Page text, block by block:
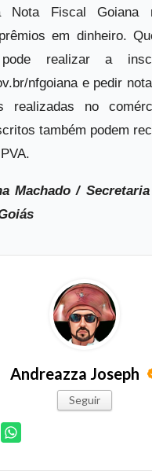
Nota Fiscal Goiana
em dinheiro.
pode realizar a
nfgoiana e pedir
realizadas no
também podem
Machado /
Andreazza Joseph
Seguir